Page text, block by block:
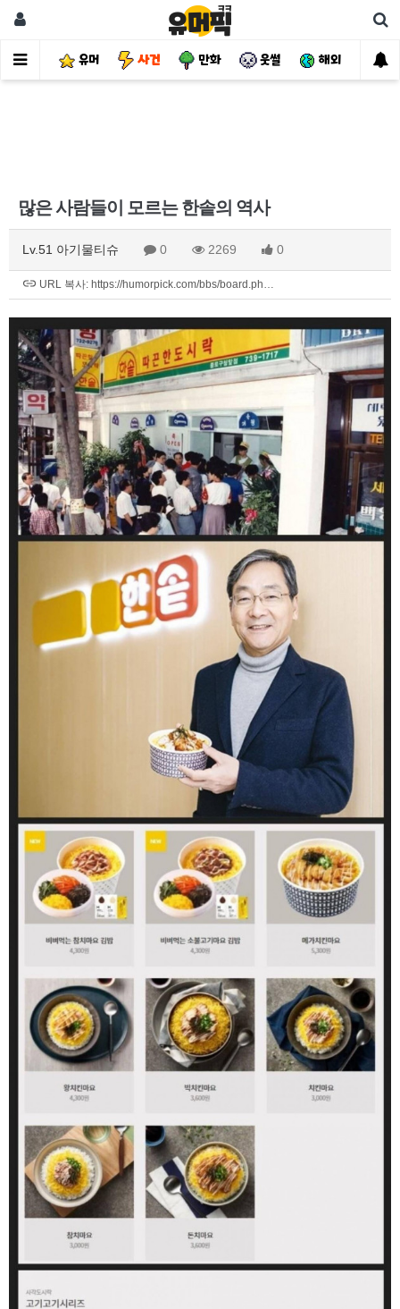
유머 사건 만화 웃썰 해외 핫
많은 사람들이 모르는 한솥의 역사
Lv.51 아기물티슈 0 2269 0
URL 복사: https://humorpick.com/bbs/board.ph…